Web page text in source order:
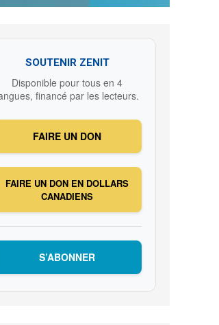
SOUTENIR ZENIT
Disponible pour tous en 4
financé par les lecteurs.
FAIRE UN DON
FAIRE UN DON EN DOLLARS
CANADIENS
S’ABONNER